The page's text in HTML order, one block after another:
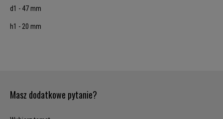
d1 - 47 mm
h1 - 20 mm
Masz dodatkowe pytanie?